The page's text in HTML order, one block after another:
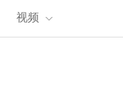
视频